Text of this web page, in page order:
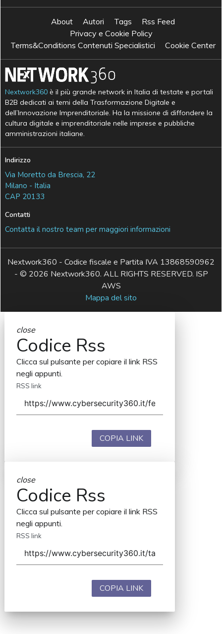
About Autori Tags
Rss Feed
Privacy e Cookie Policy
Terms&Conditions Contenuti Specialistici
Cookie Center
Nextwork360 è il più grande network in Italia di testate e portali
B2B dedicati ai temi della Trasformazione Digitale e
dell’Innovazione Imprenditoriale. Ha la missione di diffondere la
cultura digitale e imprenditoriale nelle imprese e pubbliche
amministrazioni italiane.
Indirizzo
Via Moretto da Brescia, 22
Milano - Italia
CAP 20133
Contatti
Contatta il nostro team per maggiori informazioni
Nextwork360 - Codice fiscale e Partita IVA 13868590962
- © 2026 Nextwork360. ALL RIGHTS RESERVED. ISP
AWS
Mappa del sito
close
Codice Rss
Clicca sul pulsante per copiare il link RSS
negli appunti.
RSS link
COPIA LINK
close
Codice Rss
Clicca sul pulsante per copiare il link RSS
negli appunti.
RSS link
COPIA LINK